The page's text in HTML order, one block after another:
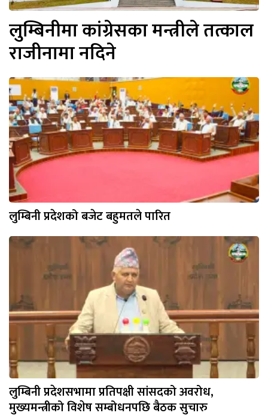
लुम्बिनीमा कांग्रेसका मन्त्रीले तत्काल
राजीनामा नदिने
लुम्बिनी प्रदेशको बजेट बहुमतले पारित
लुम्बिनी प्रदेशसभामा प्रतिपक्षी सांसदको अवरोध,
मुख्यमन्त्रीको विशेष सम्बोधनपछि बैठक सुचारु